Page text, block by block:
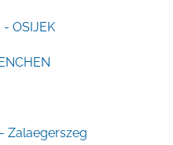
- OSIJEK
Zalaegerszeg